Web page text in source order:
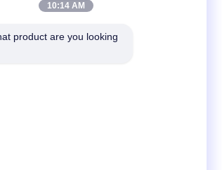
haben
zu verkürzen
10:14 AM
product are you looking